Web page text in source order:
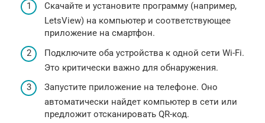
Скачайте и установите программу (например,
LetsView) на компьютер и соответствующее
приложение на смартфон.
Подключите оба устройства к одной сети Wi-Fi.
Это критически важно для обнаружения.
Запустите приложение на телефоне. Оно
автоматически найдет компьютер в сети или
предложит отсканировать QR-код.